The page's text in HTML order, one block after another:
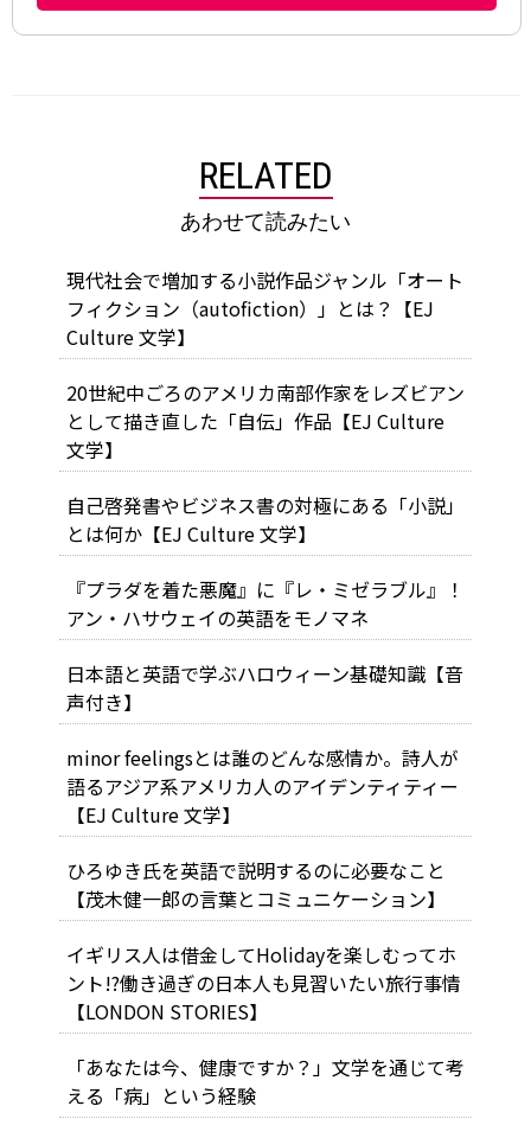
RELATED
あわせて読みたい
現代社会で増加する小説作品ジャンル「オート
フィクション（autofiction）」とは？【EJ
Culture 文学】
20世紀中ごろのアメリカ南部作家をレズビアン
として描き直した「自伝」作品【EJ Culture
文学】
自己啓発書やビジネス書の対極にある「小説」
とは何か【EJ Culture 文学】
『プラダを着た悪魔』に『レ・ミゼラブル』！
アン・ハサウェイの英語をモノマネ
日本語と英語で学ぶハロウィーン基礎知識【音
声付き】
minor feelingsとは誰のどんな感情か。詩人が
語るアジア系アメリカ人のアイデンティティー
【EJ Culture 文学】
ひろゆき氏を英語で説明するのに必要なこと
【茂木健一郎の言葉とコミュニケーション】
イギリス人は借金してHolidayを楽しむってホ
ント!?働き過ぎの日本人も見習いたい旅行事情
【LONDON STORIES】
「あなたは今、健康ですか？」文学を通じて考
える「病」という経験